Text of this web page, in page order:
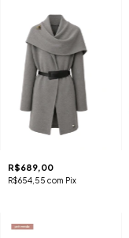
R$689,00
R$654,55 com Pix